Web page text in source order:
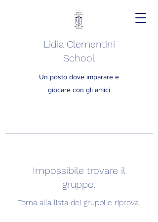
Lidia Clementini
School
Un posto dove imparare e
giocare con gli amici
Impossibile trovare il
gruppo.
Torna alla lista dei gruppi e riprova.